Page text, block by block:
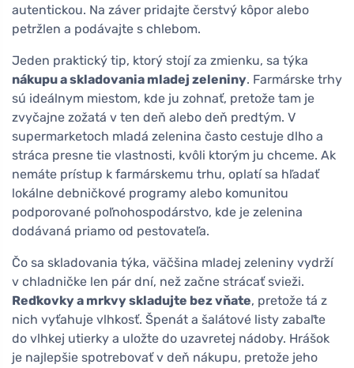
autentickou. Na záver pridajte čerstvý kôpor alebo
petržlen a podávajte s chlebom.
Jeden praktický tip, ktorý stojí za zmienku, sa týka
nákupu a skladovania mladej zeleniny. Farmárske trhy
sú ideálnym miestom, kde ju zohnať, pretože tam je
zvyčajne zožatá v ten deň alebo deň predtým. V
supermarketoch mladá zelenina často cestuje dlho a
stráca presne tie vlastnosti, kvôli ktorým ju chceme. Ak
nemáte prístup k farmárskemu trhu, oplatí sa hľadať
lokálne debničkové programy alebo komunitou
podporované poľnohospodárstvo, kde je zelenina
dodávaná priamo od pestovateľa.
Čo sa skladovania týka, väčšina mladej zeleniny vydrží
v chladničke len pár dní, než začne strácať svieži.
Reďkovky a mrkvy skladujte bez vňate, pretože tá z
nich vyťahuje vlhkosť. Špenát a šalátové listy zabaľte
do vlhkej utierky a uložte do uzavretej nádoby. Hrášok
je najlepšie spotrebovať v deň nákupu, pretože jeho